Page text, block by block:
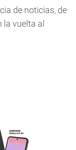
de noticias, de
vuelta al